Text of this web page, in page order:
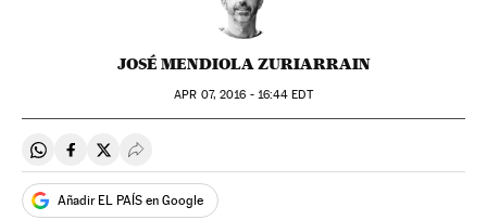
JOSÉ MENDIOLA ZURIARRAIN
APR 07, 2016 - 16:44 EDT
Compartir en Whatsapp
Compartir en Facebook
Compartir en Twitter
Desplegar Redes Sociales
Añadir EL PAÍS en Google